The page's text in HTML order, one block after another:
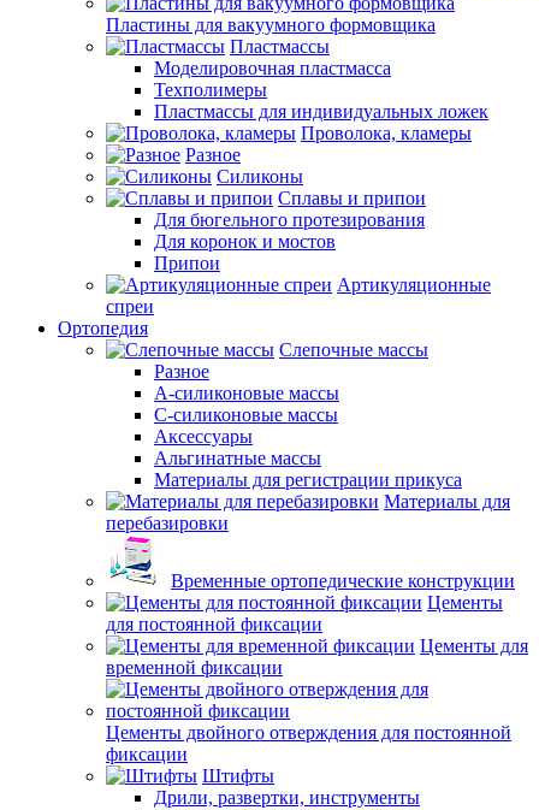
Пластины для вакуумного формовщика
Пластмассы
Моделировочная пластмасса
Техполимеры
Пластмассы для индивидуальных ложек
Проволока, кламеры
Разное
Силиконы
Сплавы и припои
Для бюгельного протезирования
Для коронок и мостов
Припои
Артикуляционные
спреи
Ортопедия
Слепочные массы
Разное
А-силиконовые массы
С-силиконовые массы
Аксессуары
Альгинатные массы
Материалы для регистрации прикуса
Материалы для
перебазировки
Временные ортопедические конструкции
Цементы
для постоянной фиксации
Цементы для
временной фиксации
Цементы двойного отверждения для постоянной
фиксации
Штифты
Дрили, развертки, инструменты